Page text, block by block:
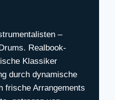
–
Realbook-
Klassiker
durch dynamische
frische Arrangements